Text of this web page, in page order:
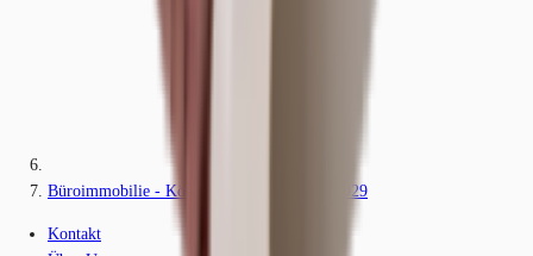
Büroimmobilie - Köln, Neustadt-Nord - K0029
Kontakt